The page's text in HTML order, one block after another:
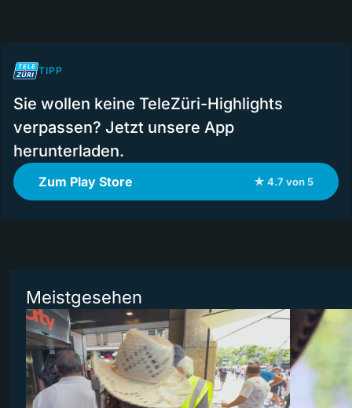
TIPP
Sie wollen keine TeleZüri-Highlights
verpassen? Jetzt unsere App
herunterladen.
Zum Play Store ★ 4.7 von 5
Meistgesehen